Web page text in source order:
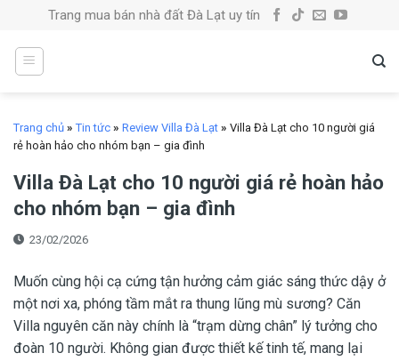
content
Trang mua bán nhà đất Đà Lạt uy tín
Trang chủ »Tin tức » Review Villa Đà Lạt » Villa Đà Lạt cho 10 người giá
rẻ hoàn hảo cho nhóm bạn – gia đình
Villa Đà Lạt cho 10 người giá rẻ hoàn hảo
cho nhóm bạn – gia đình
23/02/2026
Muốn cùng hội cạ cứng tận hưởng cảm giác sáng thức dậy ở
một nơi xa, phóng tầm mắt ra thung lũng mù sương? Căn
Villa nguyên căn này chính là “trạm dừng chân” lý tưởng cho
đoàn 10 người. Không gian được thiết kế tinh tế, mang lại